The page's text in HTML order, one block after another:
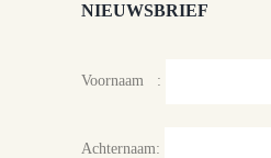
NIEUWSBRIEF
Voornaam :
Achternaam: